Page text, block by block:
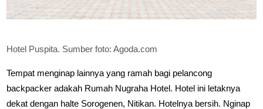
Hotel Puspita. Sumber foto: Agoda.com
Tempat menginap lainnya yang ramah bagi pelancong
backpacker adakah Rumah Nugraha Hotel. Hotel ini letaknya
dekat dengan halte Sorogenen, Nitikan. Hotelnya bersih. Nginap